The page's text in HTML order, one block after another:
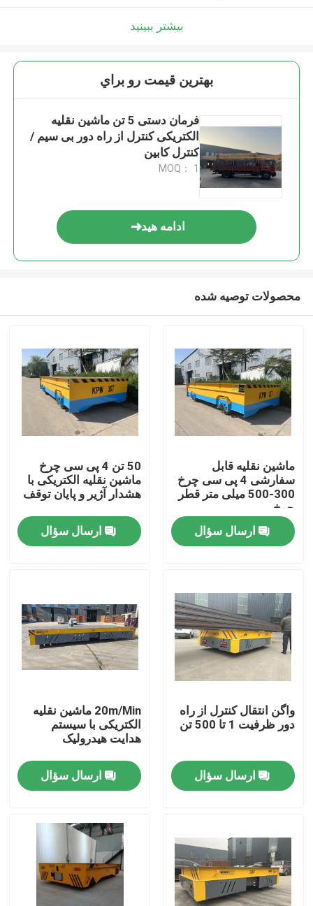
صفحه اصلی
محصولات
درباره ما
کنترل کیفیت
با ما تماس بگیرید
سبد انتقال برق
سبد انتقال AGV
بیشتر ببینید
بهترين قيمت رو براي
فرمان دستی 5 تن ماشین نقلیه
الکتریکی کنترل از راه دور بی سیم /
کنترل کابین
MOQ： 1
ادامه هید
محصولات توصیه شده
ماشین نقلیه قابل
سفارشی 4 پی سی چرخ
300-500 میلی متر قطر
چرخ
ارسال سؤال
50 تن 4 پی سی چرخ
ماشین نقلیه الکتریکی با
هشدار آژیر و پایان توقف
ارسال سؤال
واگن انتقال کنترل از راه
دور ظرفیت 1 تا 500 تن
ارسال سؤال
20m/Min ماشین نقلیه
الکتریکی با سیستم
هدایت هیدرولیک
ارسال سؤال